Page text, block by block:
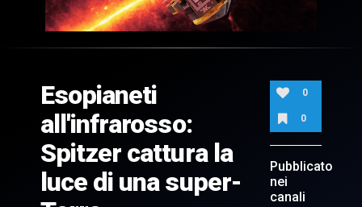
of
17
seconds
Esopianeti
all'infrarosso:
Spitzer cattura la
luce di una super-
0
0
Pubblicato
nei
canali